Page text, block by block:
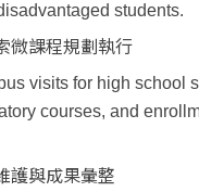
students.
微課程規劃執行
visits for high school
courses, and
護與成果彙整